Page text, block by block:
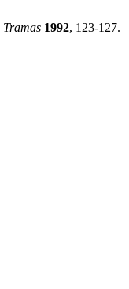
Tramas 1992, 123-127.